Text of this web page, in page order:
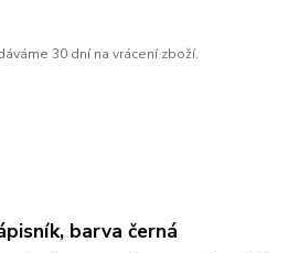
30 dní na vrácení zboží.
barva černá